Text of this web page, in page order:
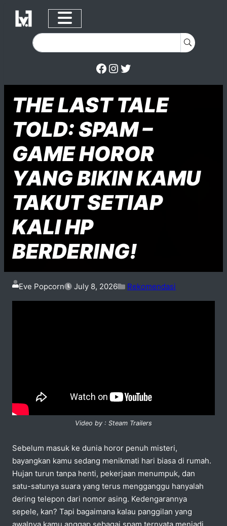
Skip to content
Facebook
Instagram
THE LAST TALE
TOLD: SPAM –
GAME HOROR
YANG BIKIN KAMU
TAKUT SETIAP
KALI HP
BERDERING!
Eve Popcorn
Posted on
July 8, 2026
Posted in
Rekomendasi
Video by : Steam Trailers
Sebelum masuk ke dunia horor penuh misteri,
bayangkan kamu sedang menikmati hari biasa di rumah.
Hujan turun tanpa henti, pekerjaan menumpuk, dan
satu-satunya suara yang terus mengganggu hanyalah
dering telepon dari nomor asing. Kedengarannya
sepele, kan? Tapi bagaimana kalau panggilan yang
Posted in